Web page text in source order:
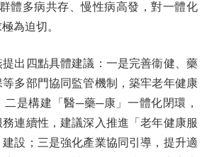
體多病共存、慢性病高發，對一體化
為迫切。
四點具體建議：一是完善衞健、藥
多部門協同監管機制，築牢老年健康
二是構建「醫─藥─康」一體化閉環，
連續性，建議深入推進「老年健康服
設；三是強化產業協同引導，提升適